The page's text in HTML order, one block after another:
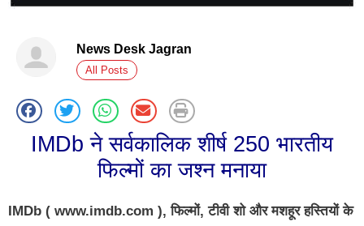
News Desk Jagran
All Posts
IMDb ने सर्वकालिक शीर्ष 250 भारतीय
फिल्मों का जश्न मनाया
IMDb ( www.imdb.com ), फिल्मों, टीवी शो और मशहूर हस्तियों के